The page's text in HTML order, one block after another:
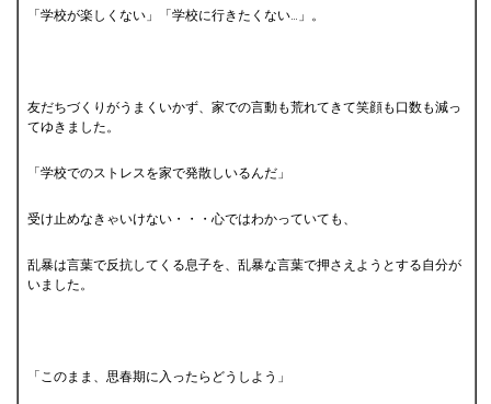
「学校が楽しくない」「学校に行きたくない…」。
友だちづくりがうまくいかず、家での言動も荒れてきて笑顔も口数も減っ
てゆきました。
「学校でのストレスを家で発散しいるんだ」
受け止めなきゃいけない・・・心ではわかっていても、
乱暴は言葉で反抗してくる息子を、乱暴な言葉で押さえようとする自分が
いました。
「このまま、思春期に入ったらどうしよう」